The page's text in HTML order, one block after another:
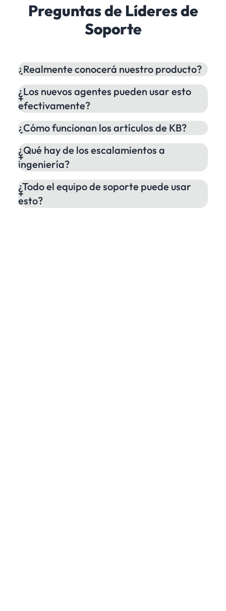
Preguntas de Líderes de
Soporte
¿Realmente conocerá nuestro producto?
Sí—ese es el punto. Sube tus documentos de
producto, wikis internos, notas de versión y
mejores respuestas de tickets. DatBot aprende
tu producto específico, no información genérica.
Las respuestas se basan en tu documentación,
no en funciones inventadas.
¿Los nuevos agentes pueden usar esto
efectivamente?
¿Cómo funcionan los artículos de KB?
¿Qué hay de los escalamientos a
ingeniería?
¿Todo el equipo de soporte puede usar
esto?